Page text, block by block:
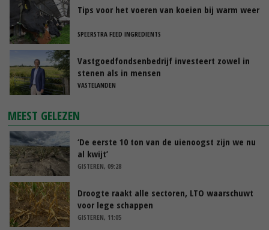
Tips voor het voeren van koeien bij warm weer
SPEERSTRA FEED INGREDIENTS
Vastgoedfondsenbedrijf investeert zowel in
stenen als in mensen
VASTELANDEN
MEEST GELEZEN
‘De eerste 10 ton van de uienoogst zijn we nu
al kwijt’
GISTEREN, 09:28
Droogte raakt alle sectoren, LTO waarschuwt
voor lege schappen
GISTEREN, 11:05